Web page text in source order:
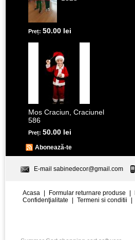
Preț: 50.00 lei
Mos Craciun, Craciunel
586
Preț: 50.00 lei
Abonează-te
E-mail sabinedecor@gmail.com
Acasa Formular returnare produse
Confidenţialitate
Termeni si conditii